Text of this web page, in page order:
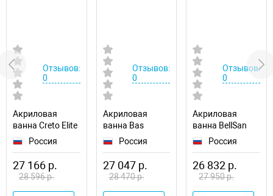
Отзывов:
0
Акриловая
ванна Creto Elite
170х75 11-17075
Россия
27 166 р.
28 596 р.
Отзывов:
0
Акриловая
ванна Bas
Мальта 170x75
Россия
27 047 р.
28 470 р.
Отзывов:
0
Акриловая
ванна BellSan
Вета 170x70
Россия
26 832 р.
27 950 р.